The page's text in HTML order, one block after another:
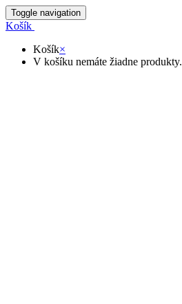
Toggle navigation
Košík
Košík×
V košíku nemáte žiadne produkty.